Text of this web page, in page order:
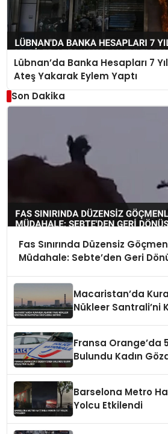
Lübnan’da Banka Hesapları 7
Ateş Yakarak Eylem Yaptı
Son Dakika
Fas Sınırında Düzensiz
Müdahale: Sebte’den Geri
Macaristan’da
Nükleer Santrali’ni
Fransa Orange’da
Bulundu Kadın
Barselona Metro
Yolcu Etkilendi